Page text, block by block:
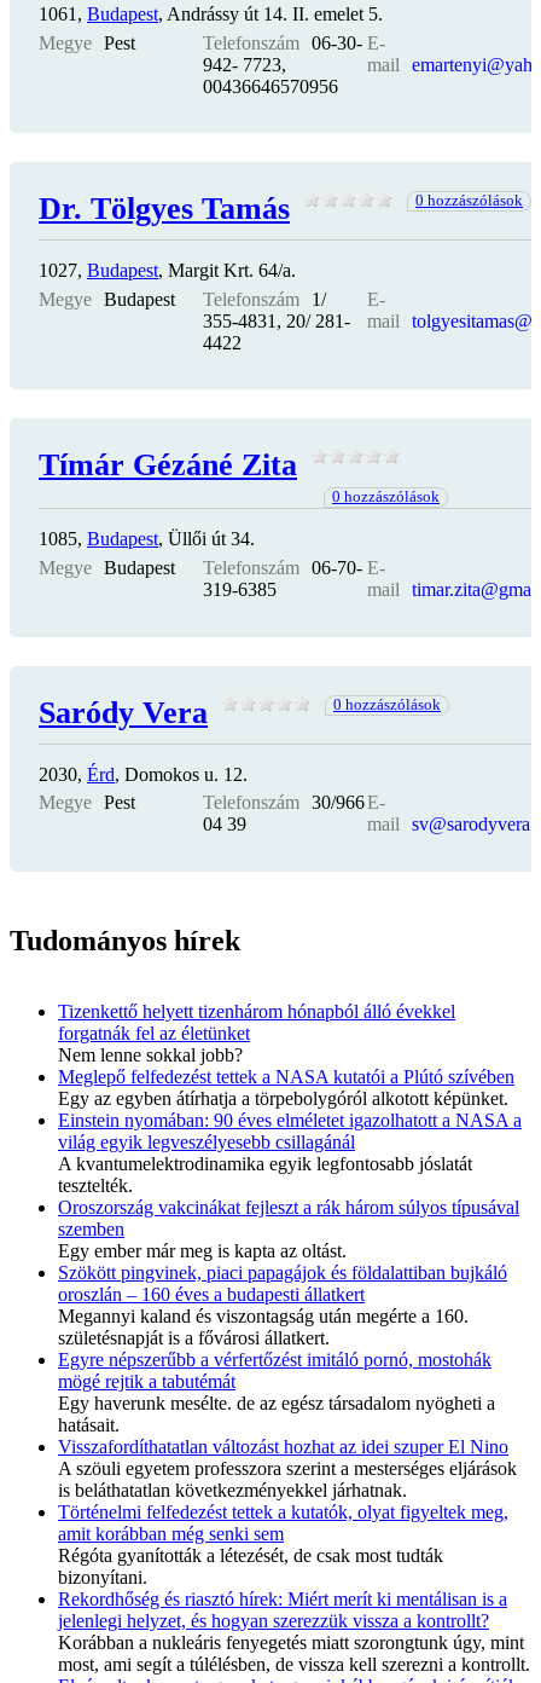
1061, Budapest, Andrássy út 14. II. emelet 5.
Megye Pest Telefonszám 06-30-
942- 7723,
00436646570956
E-
mail
Dr. Tölgyes Tamás 0 hozzászólások
1027, Budapest, Margit Krt. 64/a.
Megye Budapest Telefonszám
1/
355-4831, 20/ 281-
4422
E-
mail
Tímár Gézáné Zita
0 hozzászólások
1085, Budapest, Üllői út 34.
Megye Budapest Telefonszám 06-70-
319-6385
E-
mail
Saródy Vera 0 hozzászólások
2030, Érd, Domokos u. 12.
Megye Pest Telefonszám 30/966
04 39
E-
mail
Tudományos hírek
Tizenkettő helyett tizenhárom hónapból álló évekkel
forgatnák fel az életünket
Nem lenne sokkal jobb?
Meglepő felfedezést tettek a NASA kutatói a Plútó szívében
Egy az egyben átírhatja a törpebolygóról alkotott képünket.
Einstein nyomában: 90 éves elméletet igazolhatott a NASA a
világ egyik legveszélyesebb csillagánál
A kvantumelektrodinamika egyik legfontosabb jóslatát
tesztelték.
Oroszország vakcinákat fejleszt a rák három súlyos típusával
szemben
Egy ember már meg is kapta az oltást.
Szökött pingvinek, piaci papagájok és földalattiban bujkáló
oroszlán – 160 éves a budapesti állatkert
Megannyi kaland és viszontagság után megérte a 160.
születésnapját is a fővárosi állatkert.
Egyre népszerűbb a vérfertőzést imitáló pornó, mostohák
mögé rejtik a tabutémát
Egy haverunk mesélte. de az egész társadalom nyögheti a
hatásait.
Visszafordíthatatlan változást hozhat az idei szuper El Nino
A szöuli egyetem professzora szerint a mesterséges eljárások
is beláthatatlan következményekkel járhatnak.
Történelmi felfedezést tettek a kutatók, olyat figyeltek meg,
amit korábban még senki sem
Régóta gyanították a létezését, de csak most tudták
bizonyítani.
Rekordhőség és riasztó hírek: Miért merít ki mentálisan is a
jelenlegi helyzet, és hogyan szerezzük vissza a kontrollt?
Korábban a nukleáris fenyegetés miatt szorongtunk úgy, mint
most, ami segít a túlélésben, de vissza kell szerezni a kontrollt.